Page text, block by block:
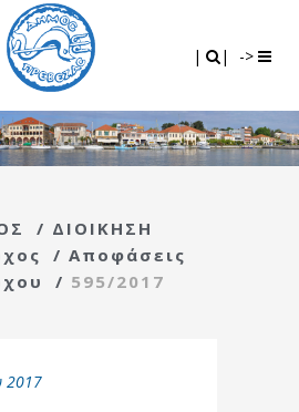
| | ->
/ ΔΙΟΙΚΗΣΗ
/ Αποφάσεις
/ 595/2017
2017